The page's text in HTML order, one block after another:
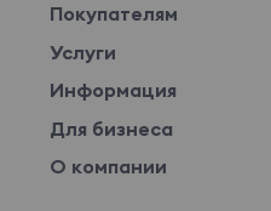
Покупателям
Услуги
Информация
Для бизнеса
О компании